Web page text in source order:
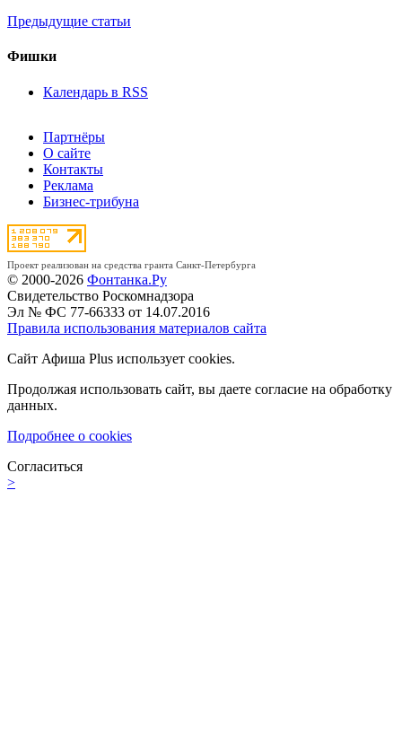
Предыдущие статьи
Фишки
Календарь в RSS
Партнёры
О сайте
Контакты
Реклама
Бизнес-трибуна
Проект реализован на средства гранта Санкт-Петербурга
© 2000-2026 Фонтанка.Ру
Свидетельство Роскомнадзора
Эл № ФС 77-66333 от 14.07.2016
Правила использования материалов сайта
Сайт Афиша Plus использует cookies.
Продолжая использовать сайт, вы даете согласие на обработку
данных.
Подробнее о cookies
Согласиться
>